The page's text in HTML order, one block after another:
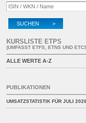
SUCHEN >
KURSLISTE ETPS
(UMFASST ETFS, ETNS UND
ALLE WERTE A-Z
PUBLIKATIONEN
UMSATZSTATISTIK FÜR JULI 2026